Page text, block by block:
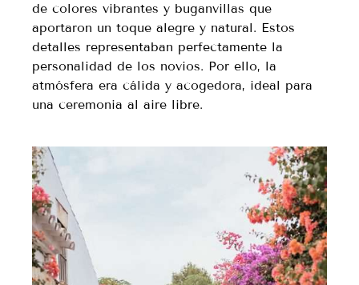
de colores vibrantes y buganvillas que
aportaron un toque alegre y natural. Estos
detalles representaban perfectamente la
personalidad de los novios. Por ello, la
atmósfera era cálida y acogedora, ideal para
una ceremonia al aire libre.